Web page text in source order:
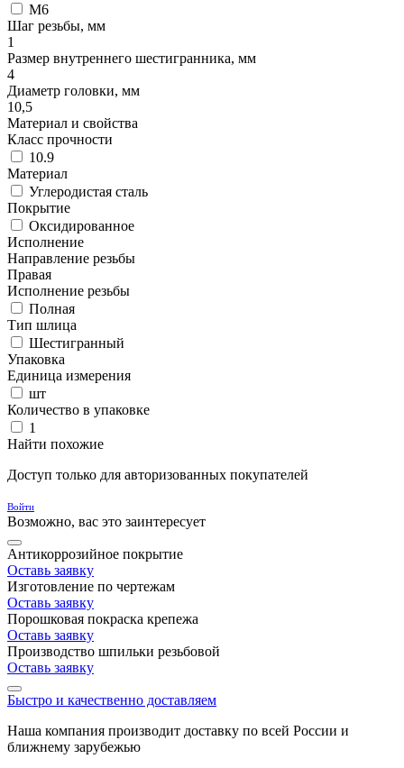
М6
Шаг резьбы, мм
1
Размер внутреннего шестигранника, мм
4
Диаметр головки, мм
10,5
Материал и свойства
Класс прочности
10.9
Материал
Углеродистая сталь
Покрытие
Оксидированное
Исполнение
Направление резьбы
Правая
Исполнение резьбы
Полная
Тип шлица
Шестигранный
Упаковка
Единица измерения
шт
Количество в упаковке
1
Найти похожие
Доступ только для авторизованных покупателей
Войти
Возможно, вас это заинтересует
Антикоррозийное покрытие
Оставь заявку
Изготовление по чертежам
Оставь заявку
Порошковая покраска крепежа
Оставь заявку
Производство шпильки резьбовой
Оставь заявку
Быстро и качественно доставляем
Наша компания производит доставку по всей России и
ближнему зарубежью